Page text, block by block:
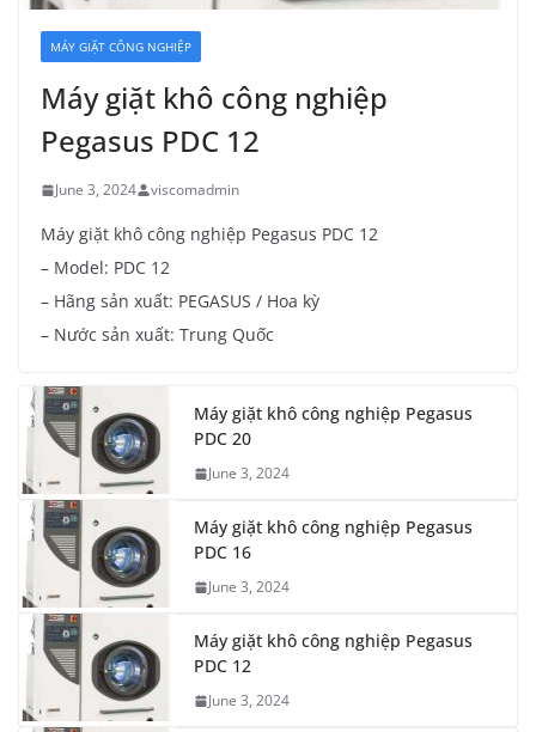
MÁY GIẶT CÔNG NGHIỆP
Máy giặt khô công nghiệp
Pegasus PDC 12
June 3, 2024 viscomadmin
Máy giặt khô công nghiệp Pegasus PDC 12
– Model: PDC 12
– Hãng sản xuất: PEGASUS / Hoa kỳ
– Nước sản xuất: Trung Quốc
Máy giặt khô công nghiệp Pegasus
PDC 20
June 3, 2024
Máy giặt khô công nghiệp Pegasus
PDC 16
June 3, 2024
Máy giặt khô công nghiệp Pegasus
PDC 12
June 3, 2024